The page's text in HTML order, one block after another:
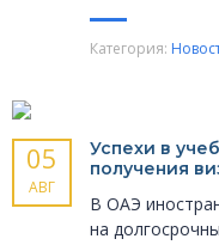
Категория:
05
АВГ
Успехи в
получения
В ОАЭ
на